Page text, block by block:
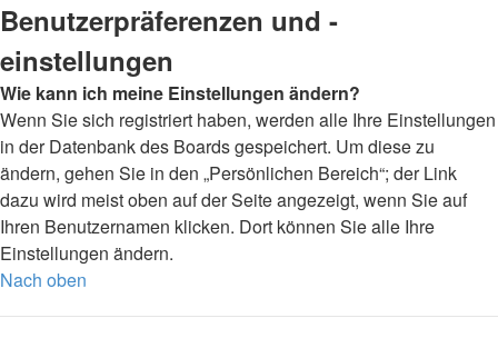
Benutzerpräferenzen und -
einstellungen
Wie kann ich meine Einstellungen ändern?
Wenn Sie sich registriert haben, werden alle Ihre Einstellungen
in der Datenbank des Boards gespeichert. Um diese zu
ändern, gehen Sie in den „Persönlichen Bereich“; der Link
dazu wird meist oben auf der Seite angezeigt, wenn Sie auf
Ihren Benutzernamen klicken. Dort können Sie alle Ihre
Einstellungen ändern.
Nach oben